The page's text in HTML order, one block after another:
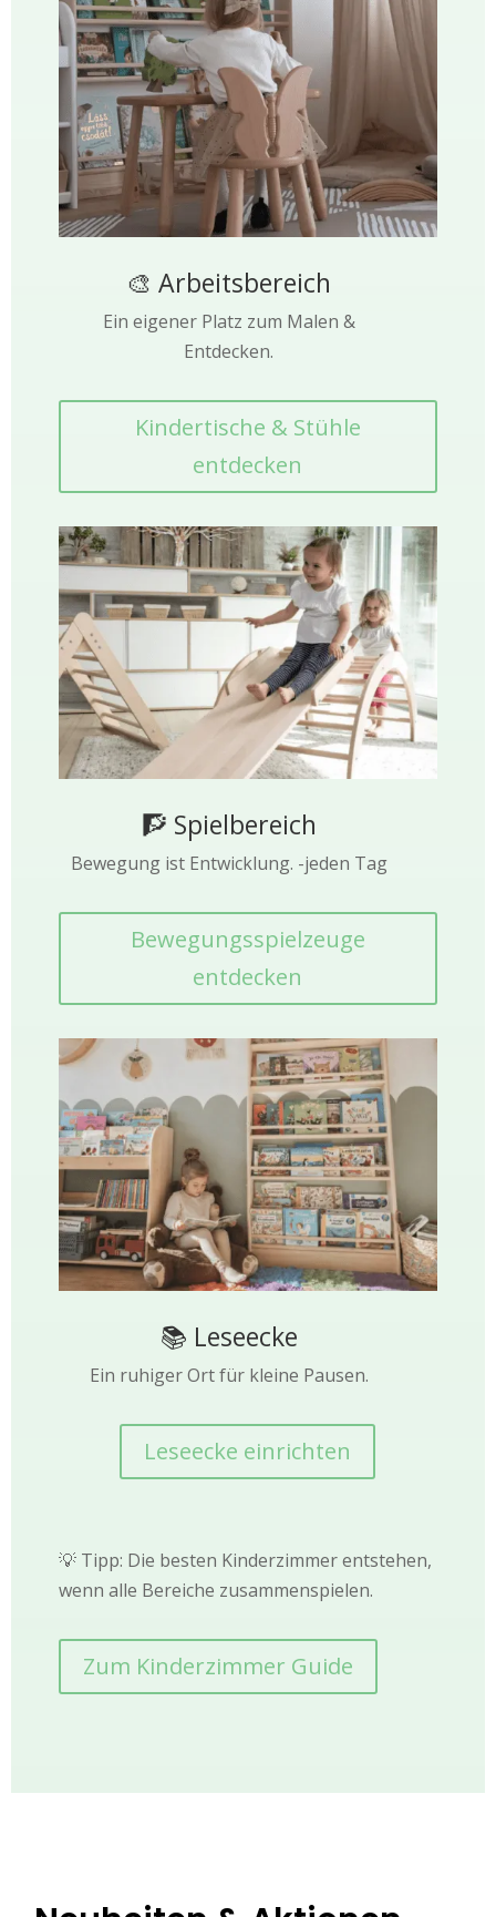
🎨 Arbeitsbereich
Ein eigener Platz zum Malen &
Entdecken.
Kindertische & Stühle
entdecken
🧗 Spielbereich
Bewegung ist Entwicklung. -jeden Tag
Bewegungsspielzeuge
entdecken
📚 Leseecke
Ein ruhiger Ort für kleine Pausen.
Leseecke einrichten
💡 Tipp: Die besten Kinderzimmer entstehen,
wenn alle Bereiche zusammenspielen.
Zum Kinderzimmer Guide